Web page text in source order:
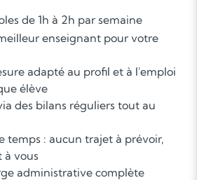
de 1h à 2h par semaine
enseignant pour votre
adapté au profil et à l'emploi
élève
des bilans réguliers tout au
temps : aucun trajet à prévoir,
à vous
administrative complète